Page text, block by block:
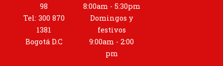
98
Tel: 300 870
1381
Bogotá D.C
8:00am - 5:30pm
Domingos y
festivos
9:00am - 2:00
pm